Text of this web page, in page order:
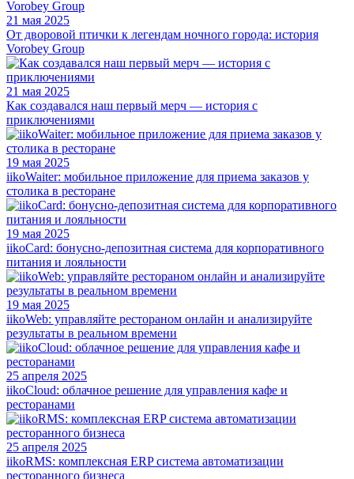
21 мая 2025
От дворовой птички к легендам ночного города: история
Vorobey Group
21 мая 2025
Как создавался наш первый мерч — история с
приключениями
19 мая 2025
iikoWaiter: мобильное приложение для приема заказов у
столика в ресторане
19 мая 2025
iikoCard: бонусно-депозитная система для корпоративного
питания и лояльности
19 мая 2025
iikoWeb: управляйте рестораном онлайн и анализируйте
результаты в реальном времени
25 апреля 2025
iikoCloud: облачное решение для управления кафе и
ресторанами
25 апреля 2025
iikoRMS: комплексная ERP система автоматизации
ресторанного бизнеса